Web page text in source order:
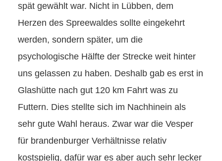
spät gewählt war. Nicht in Lübben, dem
Herzen des Spreewaldes sollte eingekehrt
werden, sondern später, um die
psychologische Hälfte der Strecke weit hinter
uns gelassen zu haben. Deshalb gab es erst in
Glashütte nach gut 120 km Fahrt was zu
Futtern. Dies stellte sich im Nachhinein als
sehr gute Wahl heraus. Zwar war die Vesper
für brandenburger Verhältnisse relativ
kostspielig, dafür war es aber auch sehr lecker